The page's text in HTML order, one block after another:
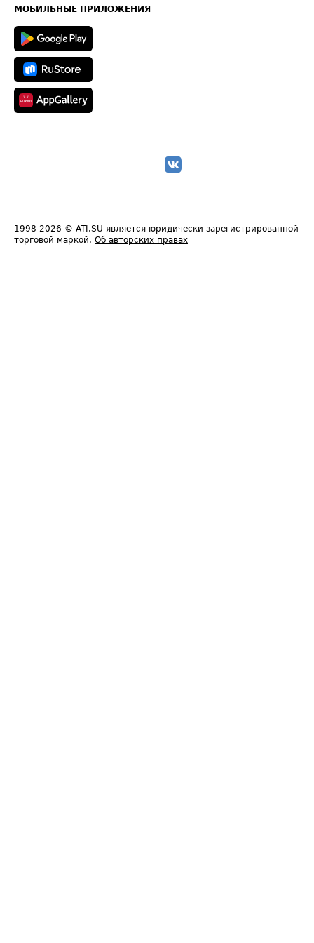
Техническая информация
МОБИЛЬНЫЕ ПРИЛОЖЕНИЯ
1998-2026 © ATI.SU является юридически зарегистрированной
торговой маркой. Об авторских правах